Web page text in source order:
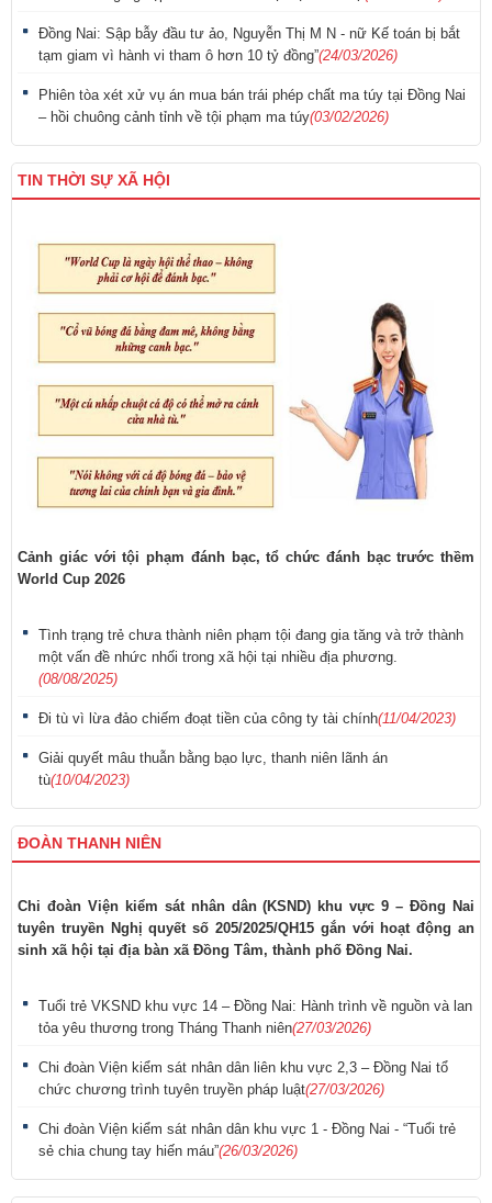
Đồng Nai: Sập bẫy đầu tư ảo, Nguyễn Thị M N - nữ Kế toán bị bắt
tạm giam vì hành vi tham ô hơn 10 tỷ đồng”(24/03/2026)
Phiên tòa xét xử vụ án mua bán trái phép chất ma túy tại Đồng Nai
– hồi chuông cảnh tỉnh về tội phạm ma túy(03/02/2026)
TIN THỜI SỰ XÃ HỘI
Cảnh giác với tội phạm đánh bạc, tổ chức đánh bạc trước thềm
World Cup 2026
Tình trạng trẻ chưa thành niên phạm tội đang gia tăng và trở thành
một vấn đề nhức nhối trong xã hội tại nhiều địa phương.
(08/08/2025)
Đi tù vì lừa đảo chiếm đoạt tiền của công ty tài chính(11/04/2023)
Giải quyết mâu thuẫn bằng bạo lực, thanh niên lãnh án
tù(10/04/2023)
ĐOÀN THANH NIÊN
Chi đoàn Viện kiểm sát nhân dân (KSND) khu vực 9 – Đồng Nai
tuyên truyền Nghị quyết số 205/2025/QH15 gắn với hoạt động an
sinh xã hội tại địa bàn xã Đồng Tâm, thành phố Đồng Nai.
Tuổi trẻ VKSND khu vực 14 – Đồng Nai: Hành trình về nguồn và lan
tỏa yêu thương trong Tháng Thanh niên(27/03/2026)
Chi đoàn Viện kiểm sát nhân dân liên khu vực 2,3 – Đồng Nai tổ
chức chương trình tuyên truyền pháp luật(27/03/2026)
Chi đoàn Viện kiểm sát nhân dân khu vực 1 - Đồng Nai - “Tuổi trẻ
sẻ chia chung tay hiến máu”(26/03/2026)